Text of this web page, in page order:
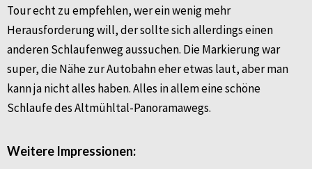
Tour echt zu empfehlen, wer ein wenig mehr
Herausforderung will, der sollte sich allerdings einen
anderen Schlaufenweg aussuchen. Die Markierung war
super, die Nähe zur Autobahn eher etwas laut, aber man
kann ja nicht alles haben. Alles in allem eine schöne
Schlaufe des Altmühltal-Panoramawegs.
Weitere Impressionen: